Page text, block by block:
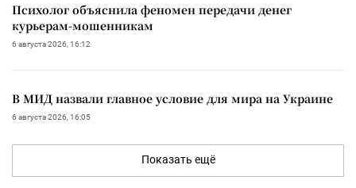
Психолог объяснила феномен передачи денег
курьерам-мошенникам
6 августа 2026, 16:12
В МИД назвали главное условие для мира на Украине
6 августа 2026, 16:05
Показать ещё